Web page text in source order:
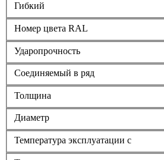
Гибкий
Номер цвета RAL
Ударопрочность
Соединяемый в ряд
Толщина
Диаметр
Температура эксплуатации с